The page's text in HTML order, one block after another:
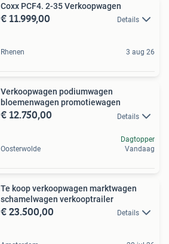
Coxx PCF4. 2-35 Verkoopwagen
€ 11.999,00 Details
Rhenen 3 aug 26
Verkoopwagen podiumwagen
bloemenwagen promotiewagen
€ 12.750,00 Details
Oosterwolde
Dagtopper
Vandaag
Te koop verkoopwagen marktwagen
schamelwagen verkooptrailer
€ 23.500,00 Details